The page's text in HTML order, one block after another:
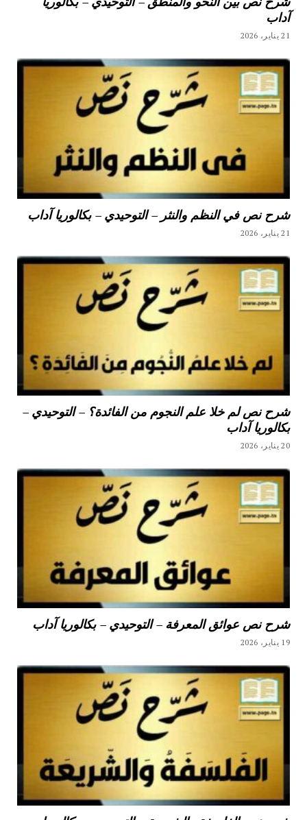
آداب
21 يناير، 2026
شرح نص في النظم والنثر – التوحيدي – بكالوريا آداب
21 يناير، 2026
شرح نص لم خلا علم النجوم من الفائدة؟ – التوحيدي –
بكالوريا آداب
20 يناير، 2026
شرح نص عوائق المعرفة – التوحيدي – بكالوريا آداب
19 يناير، 2026